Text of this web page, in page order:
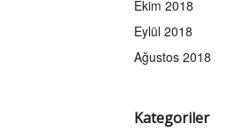
Ekim 2018
Eylül 2018
Ağustos 2018
Kategoriler